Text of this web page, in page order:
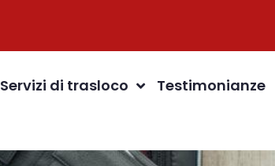
Servizi di trasloco Testimonianze